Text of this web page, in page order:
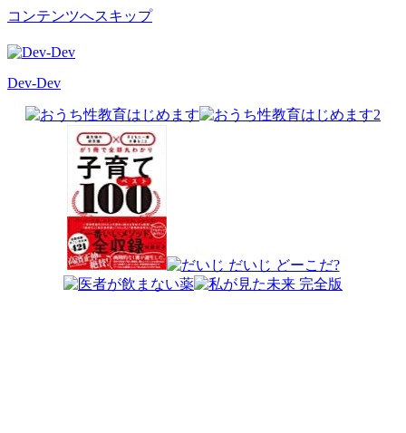
コンテンツへスキップ
Dev-Dev